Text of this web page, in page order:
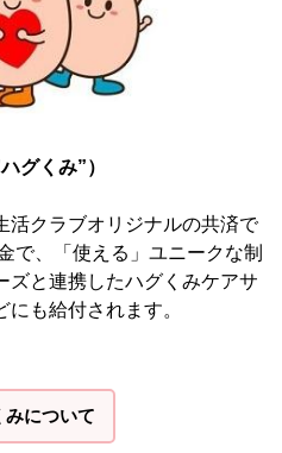
グくみ”）
活クラブオリジナルの共済で
で、「使える」ユニークな制
ズと連携したハグくみケアサ
も給付されます。
みについて